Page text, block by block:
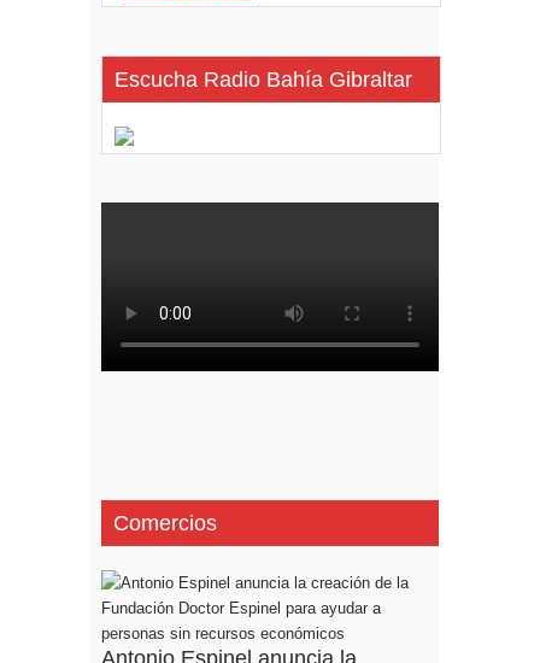
Escucha Radio Bahía Gibraltar
Comercios
Antonio Espinel anuncia la